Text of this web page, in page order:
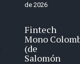
de 2026
Fintech
Mono
(de
Salomón